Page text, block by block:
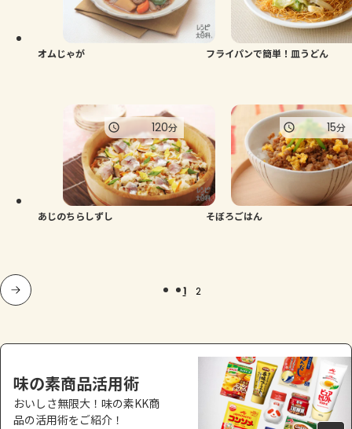
オムじゃが フライパンで簡単！皿うどん
あじのちらしずし
120分
そぼろごはん
15分
1 2
味の素商品活用術
おいしさ無限大！味の素KK商
品の活用術をご紹介！